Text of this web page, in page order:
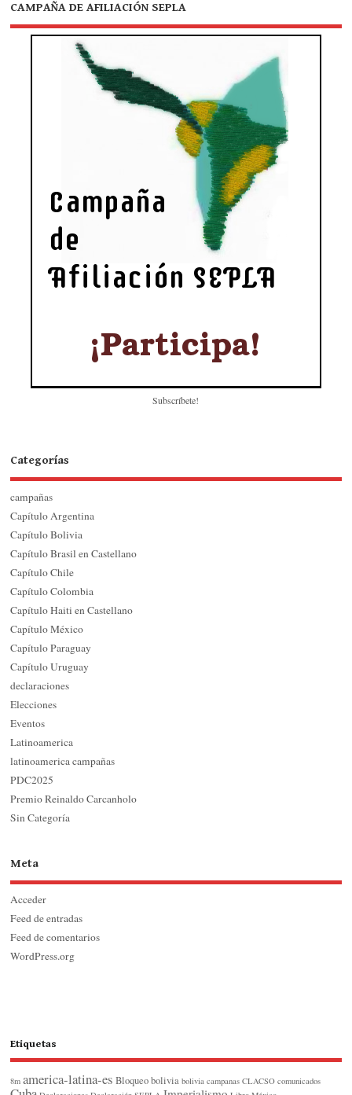
CAMPAÑA DE AFILIACIÓN SEPLA
Subscríbete!
Categorías
campañas
Capítulo Argentina
Capítulo Bolivia
Capítulo Brasil en Castellano
Capítulo Chile
Capítulo Colombia
Capítulo Haiti en Castellano
Capítulo México
Capítulo Paraguay
Capítulo Uruguay
declaraciones
Elecciones
Eventos
Latinoamerica
latinoamerica campañas
PDC2025
Premio Reinaldo Carcanholo
Sin Categoría
Meta
Acceder
Feed de entradas
Feed de comentarios
WordPress.org
Etiquetas
8m america-latina-es Bloqueo bolivia bolivia campanas CLACSO comunicados